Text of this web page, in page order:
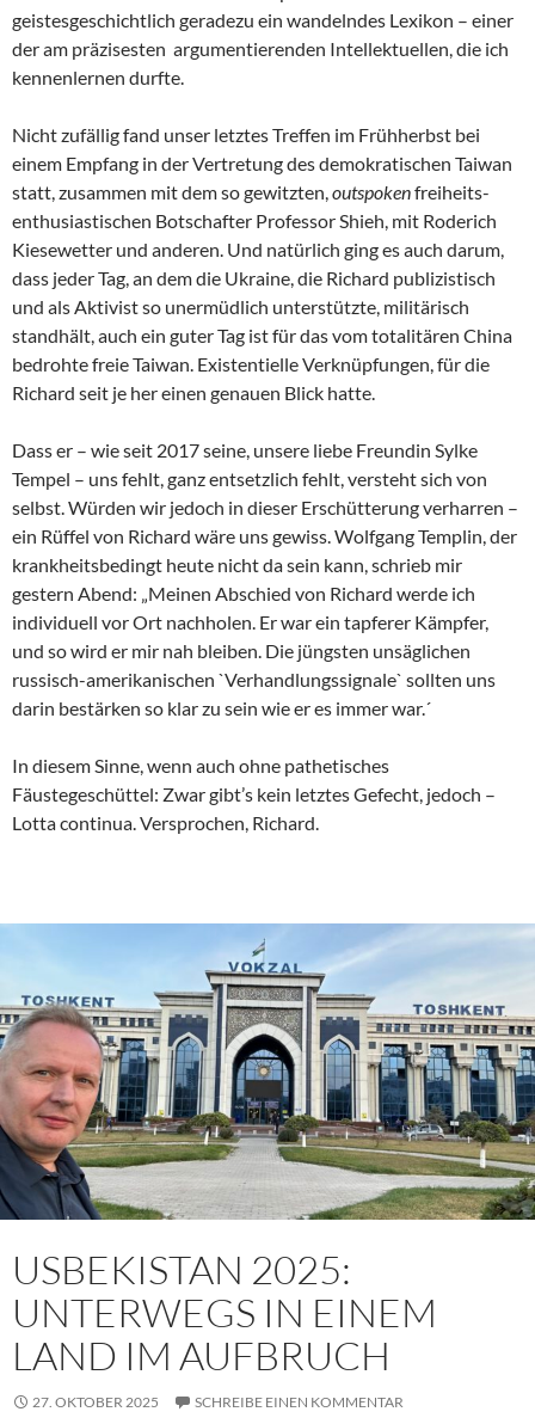
geistesgeschichtlich geradezu ein wandelndes Lexikon – einer
der am präzisesten argumentierenden Intellektuellen, die ich
kennenlernen durfte.
Nicht zufällig fand unser letztes Treffen im Frühherbst bei
einem Empfang in der Vertretung des demokratischen Taiwan
statt, zusammen mit dem so gewitzten,outspokenfreiheits-
enthusiastischen Botschafter Professor Shieh, mit Roderich
Kiesewetter und anderen. Und natürlich ging es auch darum,
dass jeder Tag, an dem die Ukraine, die Richard publizistisch
und als Aktivist so unermüdlich unterstützte, militärisch
standhält, auch ein guter Tag ist für das vom totalitären China
bedrohte freie Taiwan. Existentielle Verknüpfungen, für die
Richard seit je her einen genauen Blick hatte.
Dass er – wie seit 2017 seine, unsere liebe Freundin Sylke
Tempel – uns fehlt, ganz entsetzlich fehlt, versteht sich von
selbst. Würden wir jedoch in dieser Erschütterung verharren –
ein Rüffel von Richard wäre uns gewiss. Wolfgang Templin, der
krankheitsbedingt heute nicht da sein kann, schrieb mir
gestern Abend: „Meinen Abschied von Richard werde ich
individuell vor Ort nachholen. Er war ein tapferer Kämpfer,
und so wird er mir nah bleiben. Die jüngsten unsäglichen
russisch-amerikanischen `Verhandlungssignale` sollten uns
darin bestärken so klar zu sein wie er es immer war.´
In diesem Sinne, wenn auch ohne pathetisches
Fäustegeschüttel: Zwar gibt’s kein letztes Gefecht, jedoch –
Lotta continua. Versprochen, Richard.
USBEKISTAN 2025:
UNTERWEGS IN EINEM
LAND IM AUFBRUCH
27. OKTOBER 2025 SCHREIBE EINEN KOMMENTAR